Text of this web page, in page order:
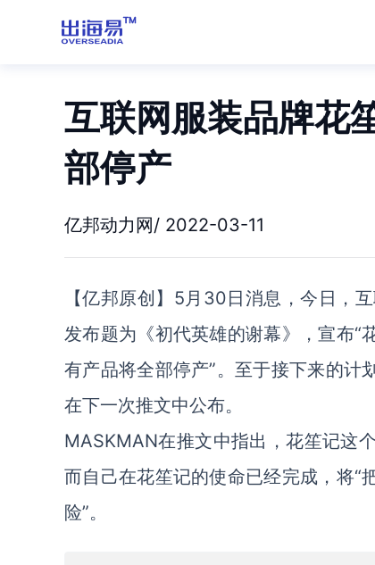
互联网服装品牌花
部停产
亿邦动力网/ 2022-03-11
【亿邦原创】5月30日消息，今日，
发布题为《初代英雄的谢幕》，宣布“
有产品将全部停产”。至于接下来的计
在下一次推文中公布。
MASKMAN在推文中指出，花笙记这
而自己在花笙记的使命已经完成，将“
险”。